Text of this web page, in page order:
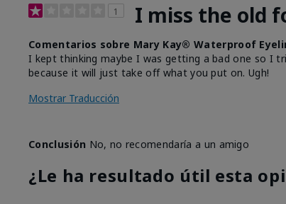
1 I miss the old
Comentarios sobre Mary Kay® Waterproof
I kept thinking maybe I was getting a bad one so I
because it will just take off what you put on. Ugh!
Mostrar Traducción
Conclusión No, no recomendaría a un amigo
¿Le ha resultado útil esta